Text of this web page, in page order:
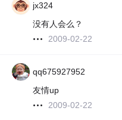
jx324
没有人会么？
2009-02-22
qq675927952
友情up
2009-02-22